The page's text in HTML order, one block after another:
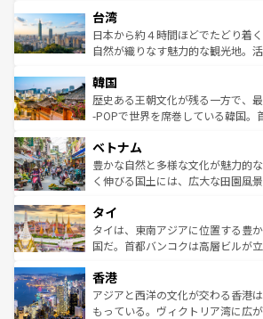
ならではの贅沢な旅のスタイルだ。 なお、新着のアメリカ
情報はコンテンツ一覧を参照して
れるおもてなしの心で訪れる人々
人々、おいしいローカルフードや
ク、伝統的なフラダンスなど、す
ワイを、存分に味わってほしい。 なお、新着のハワイ情報
はコンテンツ一覧を参照してほし
リアリーフや大陸中央部にそびえる
ク）、タスマニアの美しい原生林
ど、見どころがたくさん。また、
いる。アクティビティも充実して
ビング、ハイキングなど、アウト
い。オーストラリアの多彩な魅力
参照してほしい。
台湾
日本から約４時間ほどでたどり着
自然が織りなす魅力的な観光地。
ン）、静ひつな山岳地帯である台湾
と山間の静けさが共存しており、
驚きをもたらしてくれる。また、
容にもいいと評判のスイーツなど、
が味わえる。 なお、新着の台湾情
照してほしい。
韓国
歴史ある王朝文化が残る一方で、
-POPで世界を席巻している韓国。
き、地方に足を延ばせば四季折々の
できる。そして、キムチや焼肉、
まで、さまざまな韓国料理が待っ
リティに包まれながら、韓国の多
わってみてほしい。 なお
覧を参照してほしい。
ベトナム
豊かな自然と多様な文化が魅力的
く伸びる国土には、広大な田園風
急速な発展と共に伝統が息づく。
ーチミン市のフランス統治時代の
醸し出している。また、バラエテ
とつ。フォーやバインミー、ベト
ひ現地で味わいたい。どの地域を
が旅行者を迎えてくれるので、き
タイ
タイは、東南アジアに位置する豊
国だ。首都バンコクは高層ビルが
の活気が交差している。北部では
帯で自然と触れ合い、南部ではプ
いビーチでリゾート気分を楽しむ
香港
アジアと西洋の文化が交わる香港
もっている。ヴィクトリア湾に広